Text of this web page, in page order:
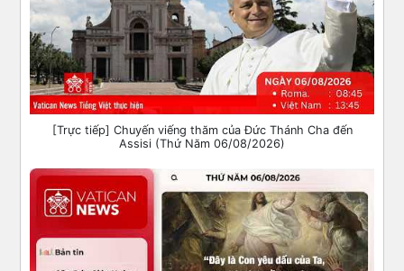
[Trực tiếp] Chuyến viếng thăm của Đức Thánh Cha đến
Assisi (Thứ Năm 06/08/2026)